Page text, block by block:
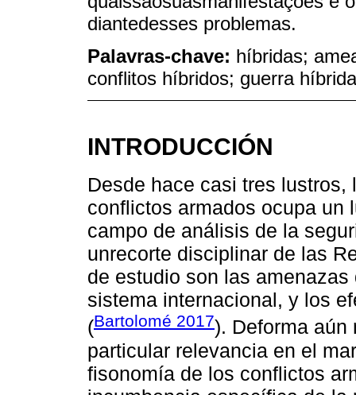
diantedesses problemas.
Palavras-chave: híbridas;
conflitos híbridos; guerra
INTRODUCCIÓN
Desde hace casi tres lustros,
conflictos armados ocupa un
campo de análisis de la
unrecorte disciplinar de las
de estudio son las
sistema internacional, y los
(Bartolomé 2017). Deforma aún
particular relevancia en el
fisonomía de los conflictos